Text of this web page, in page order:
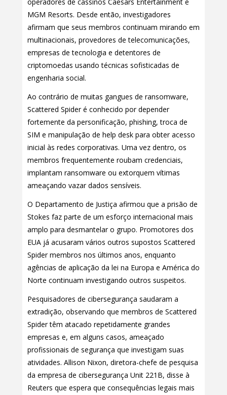
operadores de cassinos Caesars Entertainment e
MGM Resorts. Desde então, investigadores
afirmam que seus membros continuam mirando em
multinacionais, provedores de telecomunicações,
empresas de tecnologia e detentores de
criptomoedas usando técnicas sofisticadas de
engenharia social.
Ao contrário de muitas gangues de ransomware,
Scattered Spider é conhecido por depender
fortemente da personificação, phishing, troca de
SIM e manipulação de help desk para obter acesso
inicial às redes corporativas. Uma vez dentro, os
membros frequentemente roubam credenciais,
implantam ransomware ou extorquem vítimas
ameaçando vazar dados sensíveis.
O Departamento de Justiça afirmou que a prisão de
Stokes faz parte de um esforço internacional mais
amplo para desmantelar o grupo. Promotores dos
EUA já acusaram vários outros supostos Scattered
Spider membros nos últimos anos, enquanto
agências de aplicação da lei na Europa e América do
Norte continuam investigando outros suspeitos.
Pesquisadores de cibersegurança saudaram a
extradição, observando que membros de Scattered
Spider têm atacado repetidamente grandes
empresas e, em alguns casos, ameaçado
profissionais de segurança que investigam suas
atividades. Allison Nixon, diretora-chefe de pesquisa
da empresa de cibersegurança Unit 221B, disse à
Reuters que espera que consequências legais mais